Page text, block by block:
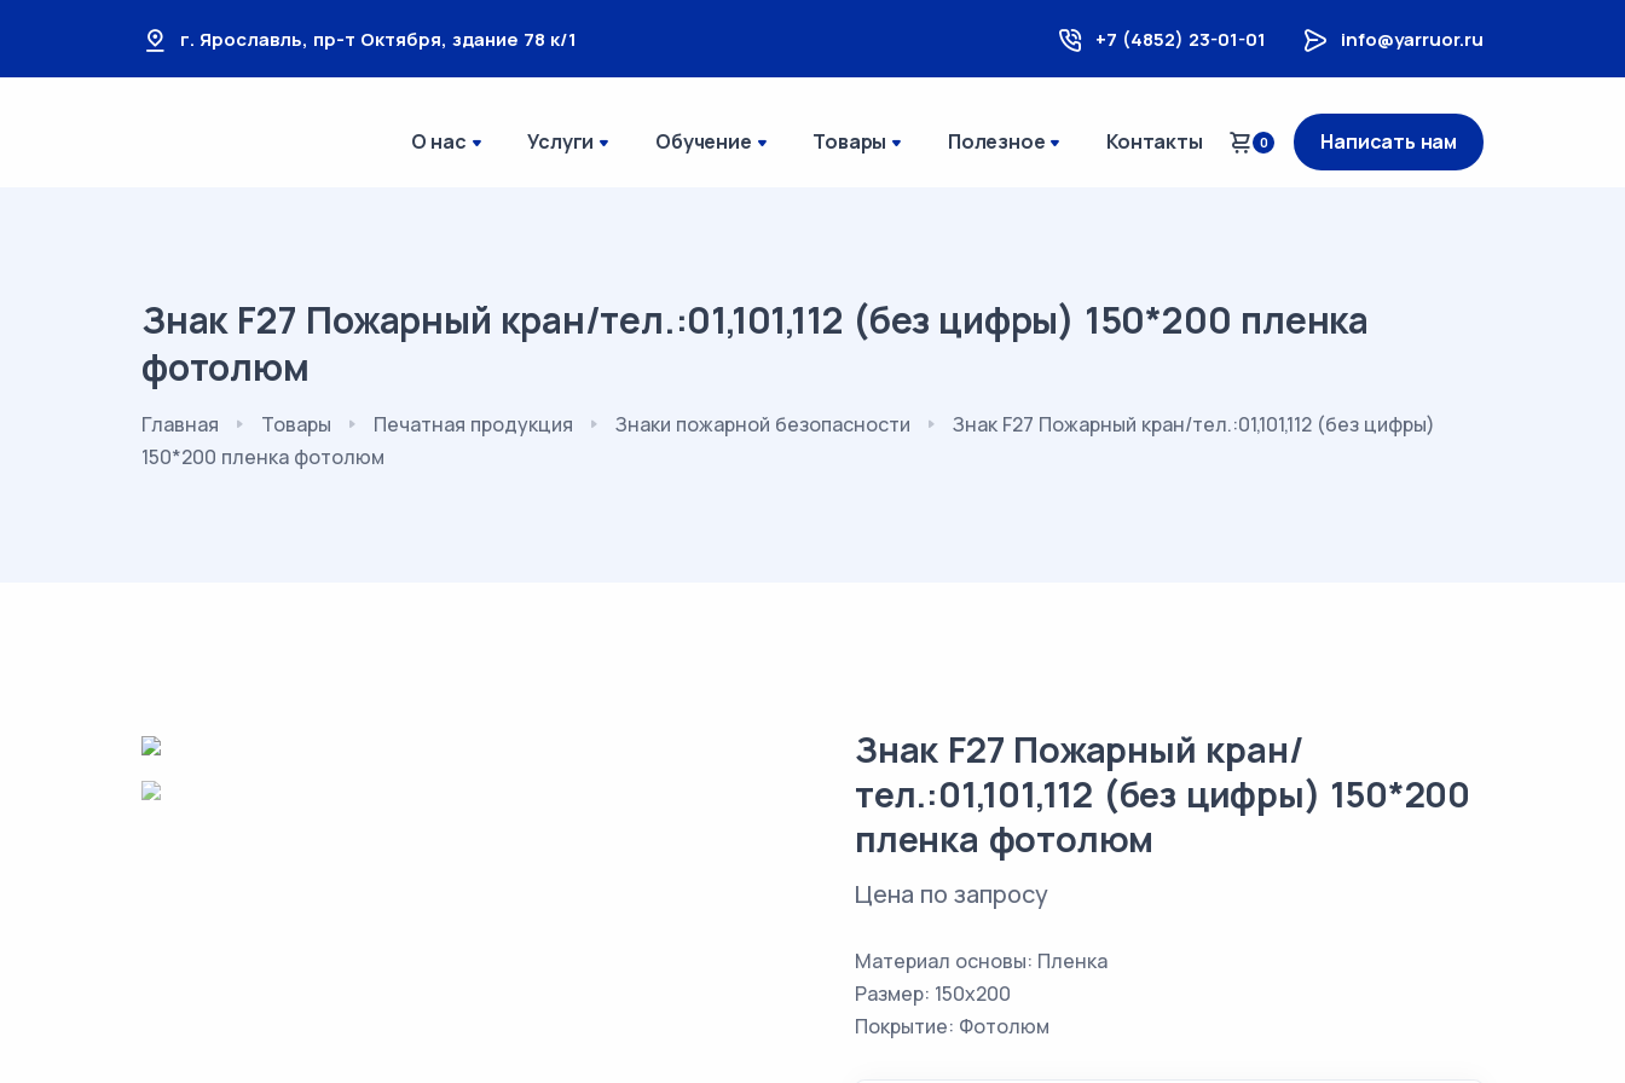
г. Ярославль, пр-т Октября, здание 78 к/1 +7 (4852) 23-01-01 info@yarruor.ru
О нас Услуги Обучение Товары Полезное Контакты 0 Написать нам
Знак F27 Пожарный кран/тел.:01,101,112 (без цифры) 150*200 пленка
фотолюм
Главная Товары Печатная продукция Знаки пожарной безопасности
Знак F27 Пожарный кран/тел.:01,101,112 (без цифры)
150*200 пленка фотолюм
Знак F27 Пожарный кран/
тел.:01,101,112 (без цифры) 150*200
пленка фотолюм
Цена по запросу
Материал основы: Пленка
Размер: 150х200
Покрытие: Фотолюм